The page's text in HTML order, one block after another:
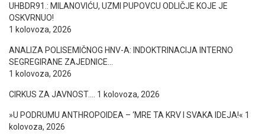
UHBDR91.: MILANOVIĆU, UZMI PUPOVCU ODLIČJE KOJE JE
OSKVRNUO!
1 kolovoza, 2026
ANALIZA POLISEMIČNOG HNV-A: INDOKTRINACIJA INTERNO
SEGREGIRANE ZAJEDNICE…
1 kolovoza, 2026
CIRKUS ZA JAVNOST…. 1 kolovoza, 2026
»U PODRUMU ANTHROPOIDEA – ‘MRE TA KRV I SVAKA IDEJA!« 1
kolovoza, 2026